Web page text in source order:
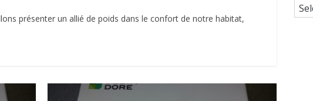
présenter un allié de poids dans le confort de notre habitat,